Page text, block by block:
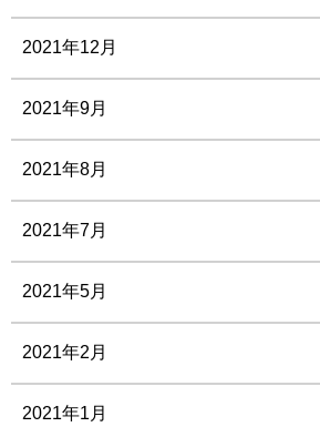
2021年12月
2021年9月
2021年8月
2021年7月
2021年5月
2021年2月
2021年1月